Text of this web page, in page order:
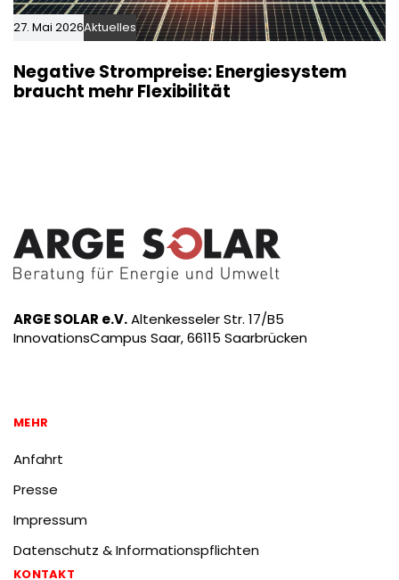
27. Mai 2026Aktuelles
Negative Strompreise: Energiesystem
braucht mehr Flexibilität
ARGE SOLAR e.V.Altenkesseler Str. 17/B5
InnovationsCampus Saar, 66115 Saarbrücken
MEHR
Anfahrt
Presse
Impressum
Datenschutz & Informationspflichten
KONTAKT